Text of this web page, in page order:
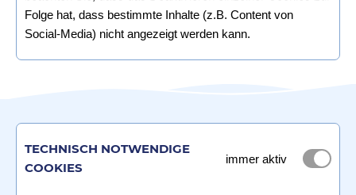
Folge hat, dass bestimmte Inhalte (z.B. Content von
Social-Media) nicht angezeigt werden kann.
TECHNISCH NOTWENDIGE
COOKIES
immer aktiv